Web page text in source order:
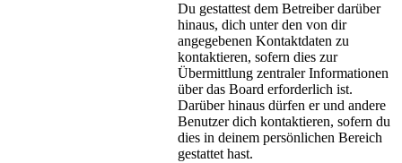
Du gestattest dem Betreiber darüber
hinaus, dich unter den von dir
angegebenen Kontaktdaten zu
kontaktieren, sofern dies zur
Übermittlung zentraler Informationen
über das Board erforderlich ist.
Darüber hinaus dürfen er und andere
Benutzer dich kontaktieren, sofern du
dies in deinem persönlichen Bereich
gestattet hast.